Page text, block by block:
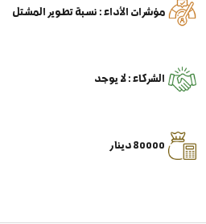
مؤشرات الأداء : نسبة تطوير المشتل
الشركاء : لا يوجد
80000 دينار